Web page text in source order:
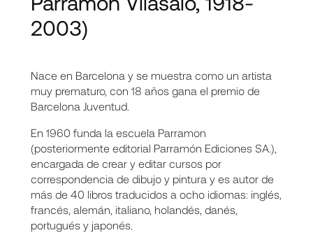
2003)
Nace en Barcelona y se muestra como un artista
muy prematuro, con 18 años gana el premio de
Barcelona Juventud.
En 1960 funda la escuela Parramon
(posteriormente editorial Parramón Ediciones SA.),
encargada de crear y editar cursos por
correspondencia de dibujo y pintura y es autor de
más de 40 libros traducidos a ocho idiomas: inglés,
francés, alemán, italiano, holandés, danés,
portugués y japonés.